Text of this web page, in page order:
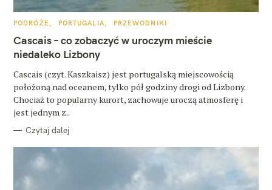
K
T
E
G
O
I
PODRÓŻE PORTUGALIA PRZEWODNIKI
Cascais – co zobaczyć w uroczym mieście
niedaleko Lizbony
Cascais (czyt. Kaszkaisz) jest portugalską miejscowością
położoną nad oceanem, tylko pół godziny drogi od Lizbony.
Chociaż to popularny kurort, zachowuje uroczą atmosferę i
jest jednym z..
Czytaj dalej
k
a
j
: